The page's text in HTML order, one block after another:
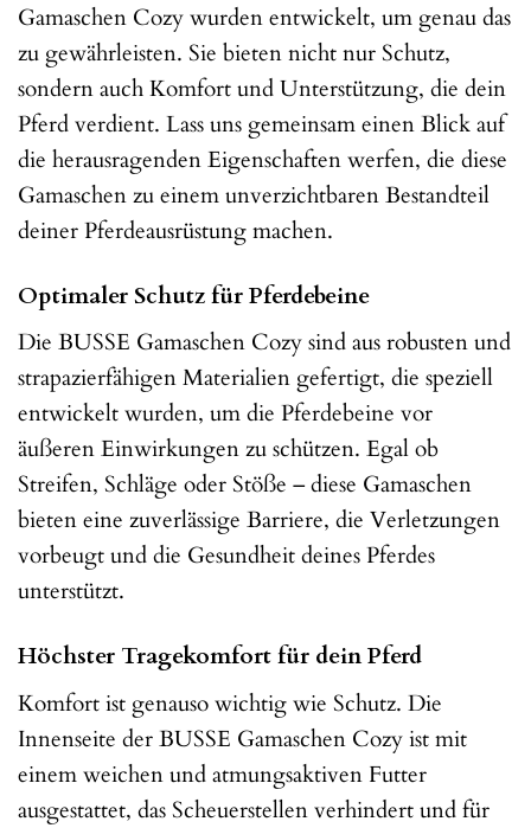
Gamaschen Cozy wurden entwickelt, um genau das
zu gewährleisten. Sie bieten nicht nur Schutz,
sondern auch Komfort und Unterstützung, die dein
Pferd verdient. Lass uns gemeinsam einen Blick auf
die herausragenden Eigenschaften werfen, die diese
Gamaschen zu einem unverzichtbaren Bestandteil
deiner Pferdeausrüstung machen.
Optimaler Schutz für Pferdebeine
Die BUSSE Gamaschen Cozy sind aus robusten und
strapazierfähigen Materialien gefertigt, die speziell
entwickelt wurden, um die Pferdebeine vor
äußeren Einwirkungen zu schützen. Egal ob
Streifen, Schläge oder Stöße – diese Gamaschen
bieten eine zuverlässige Barriere, die Verletzungen
vorbeugt und die Gesundheit deines Pferdes
unterstützt.
Höchster Tragekomfort für dein Pferd
Komfort ist genauso wichtig wie Schutz. Die
Innenseite der BUSSE Gamaschen Cozy ist mit
einem weichen und atmungsaktiven Futter
ausgestattet, das Scheuerstellen verhindert und für